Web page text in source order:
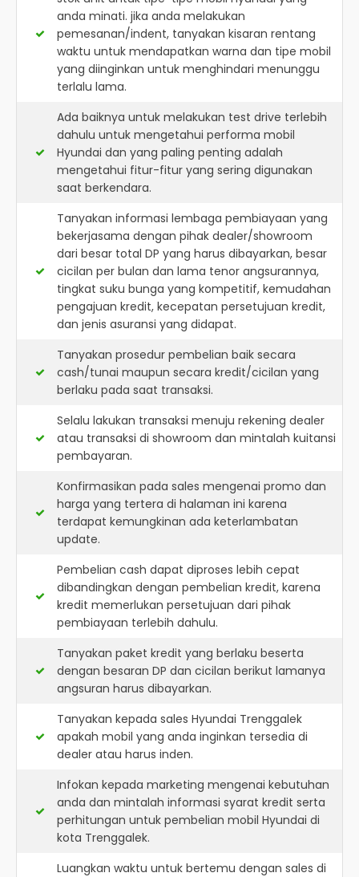
anda minati. jika anda melakukan
pemesanan/indent, tanyakan kisaran rentang
waktu untuk mendapatkan warna dan tipe mobil
yang diinginkan untuk menghindari menunggu
terlalu lama.
Ada baiknya untuk melakukan test drive terlebih
dahulu untuk mengetahui performa mobil
Hyundai dan yang paling penting adalah
mengetahui fitur-fitur yang sering digunakan
saat berkendara.
Tanyakan informasi lembaga pembiayaan yang
bekerjasama dengan pihak dealer/showroom
dari besar total DP yang harus dibayarkan, besar
cicilan per bulan dan lama tenor angsurannya,
tingkat suku bunga yang kompetitif, kemudahan
pengajuan kredit, kecepatan persetujuan kredit,
dan jenis asuransi yang didapat.
Tanyakan prosedur pembelian baik secara
cash/tunai maupun secara kredit/cicilan yang
berlaku pada saat transaksi.
Selalu lakukan transaksi menuju rekening dealer
atau transaksi di showroom dan mintalah kuitansi
pembayaran.
Konfirmasikan pada sales mengenai promo dan
harga yang tertera di halaman ini karena
terdapat kemungkinan ada keterlambatan
update.
Pembelian cash dapat diproses lebih cepat
dibandingkan dengan pembelian kredit, karena
kredit memerlukan persetujuan dari pihak
pembiayaan terlebih dahulu.
Tanyakan paket kredit yang berlaku beserta
dengan besaran DP dan cicilan berikut lamanya
angsuran harus dibayarkan.
Tanyakan kepada sales Hyundai Trenggalek
apakah mobil yang anda inginkan tersedia di
dealer atau harus inden.
Infokan kepada marketing mengenai kebutuhan
anda dan mintalah informasi syarat kredit serta
perhitungan untuk pembelian mobil Hyundai di
kota Trenggalek.
Luangkan waktu untuk bertemu dengan sales di